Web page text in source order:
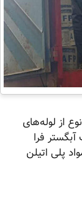
از لوله‌های
فرا
پلی اتیلن